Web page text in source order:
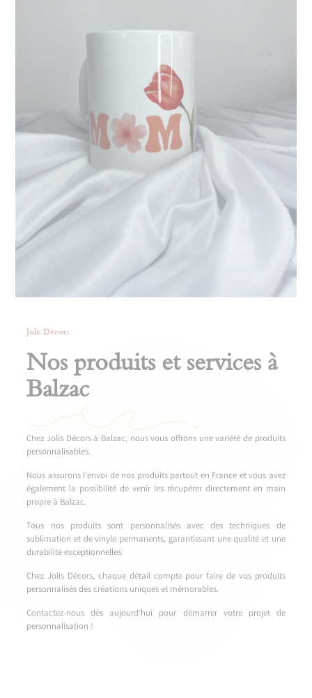
Jolis Décors
Nos produits et services à
Balzac
Chez Jolis Décors à Balzac, nous vous offrons une variété de produits
personnalisables.
Nous assurons l’envoi de nos produits partout en France et vous avez
également la possibilité de venir les récupérer directement en main
propre à Balzac.
Tous nos produits sont personnalisés avec des techniques de
sublimation et de vinyle permanents, garantissant une qualité et une
durabilité exceptionnelles.
Chez Jolis Décors, chaque détail compte pour faire de vos produits
personnalisés des créations uniques et mémorables.
Contactez-nous dès aujourd’hui pour démarrer votre projet de
personnalisation !